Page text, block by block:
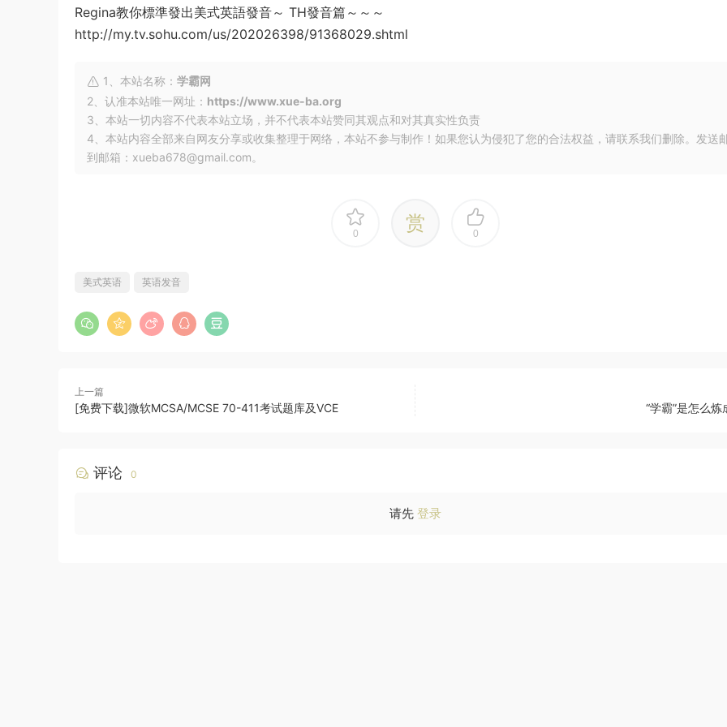
Regina教你標準發出美式英語發音～ TH發音篇～～～
http://my.tv.sohu.com/us/202026398/91368029.shtml
1、本站名称： 学霸网
2、认准本站唯一网址： https://www.xue-ba.org
3、本站一切内容不代表本站立场，并不代表本站赞同其观点和对其真实性负责
4、本站内容全部来自网友分享或收集整理于网络，本站不参与制作！如果您认为侵犯了您的合法权益，请联系我们删除。发送
到邮箱：xueba678@gmail.com。
0 赏 0
美式英语 英语发音
上一篇
[免费下载]微软MCSA/MCSE 70-411考试题库及VCE “学霸”是怎么炼
评论 0
请先 登录